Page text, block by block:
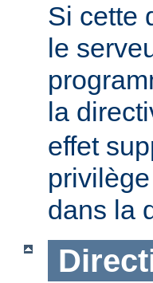
Si cette
le
la
effet
dans la